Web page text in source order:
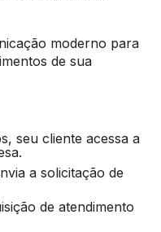
moderno para
de sua
seu cliente acessa a
a solicitação de
de atendimento